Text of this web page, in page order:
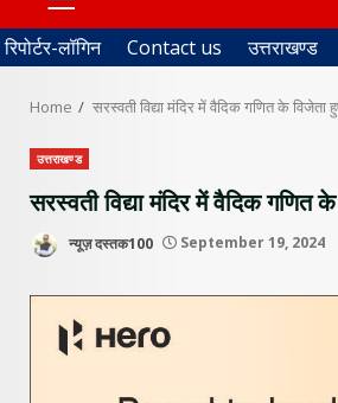
PRIMARY
MENU
रिपोर्टर-लॉगिन Contact us उत्तराखण्ड
Home सरस्वती विद्या मंदिर में वैदिक गणित के विजेता
उत्तराखण्ड
सरस्वती विद्या मंदिर में वैदिक गणित
न्यूज़ दस्तक100 September 19, 2024